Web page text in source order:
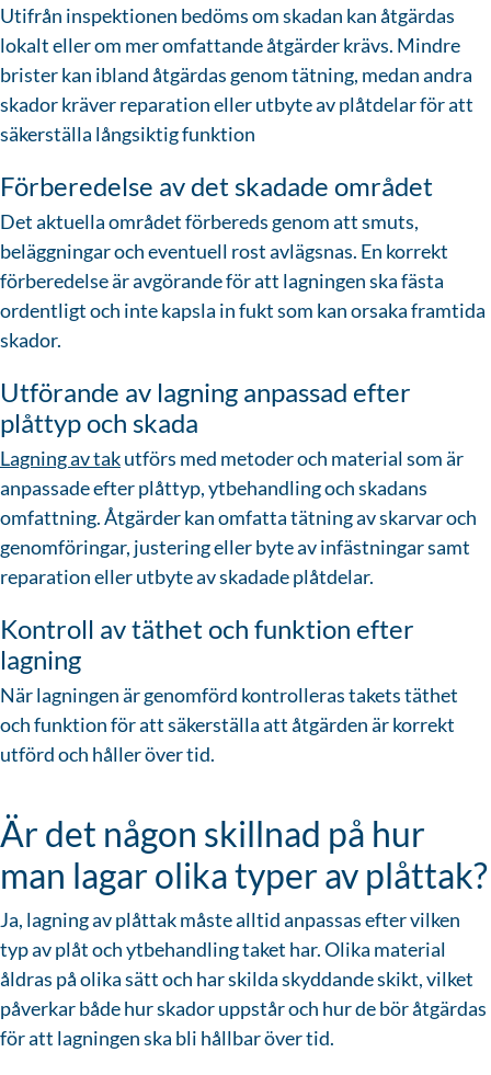
Utifrån inspektionen bedöms om skadan kan åtgärdas
lokalt eller om mer omfattande åtgärder krävs. Mindre
brister kan ibland åtgärdas genom tätning, medan andra
skador kräver reparation eller utbyte av plåtdelar för att
säkerställa långsiktig funktion
Förberedelse av det skadade området
Det aktuella området förbereds genom att smuts,
beläggningar och eventuell rost avlägsnas. En korrekt
förberedelse är avgörande för att lagningen ska fästa
ordentligt och inte kapsla in fukt som kan orsaka framtida
skador.
Utförande av lagning anpassad efter
plåttyp och skada
Lagning av takutförs med metoder och material som är
anpassade efter plåttyp, ytbehandling och skadans
omfattning. Åtgärder kan omfatta tätning av skarvar och
genomföringar, justering eller byte av infästningar samt
reparation eller utbyte av skadade plåtdelar.
Kontroll av täthet och funktion efter
lagning
När lagningen är genomförd kontrolleras takets täthet
och funktion för att säkerställa att åtgärden är korrekt
utförd och håller över tid.
Är det någon skillnad på hur
man lagar olika typer av plåttak?
Ja, lagning av plåttak måste alltid anpassas efter vilken
typ av plåt och ytbehandling taket har. Olika material
åldras på olika sätt och har skilda skyddande skikt, vilket
påverkar både hur skador uppstår och hur de bör åtgärdas
för att lagningen ska bli hållbar över tid.